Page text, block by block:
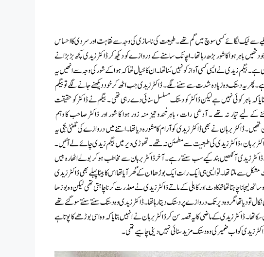
سے ٹیک لگائے کسی سوچ میں گم تھے ۔ طبیعت کی ناسازی کی وجہ سے نقاہت اور سردی کا احساس
باہر ہوا کا شور بڑھ رہا تھا ۔ اچانک سامنے کے دروازے کو دیکھ کر ڈاکٹر زیدی کچھ بڑبڑانے
۔ بیگم زیدی نے ایسی کسی آواز کو نہیں سُنا تھا ۔ ان کا خیال تھا کہ ہوا کے شور کی وجہ سے انھیں یہ
پھر یہ دستک وہ زیادہ شدت سے سننے لگے ۔ ڈاکٹر زیدی جب اٹھ کر خود دیکھنے جانے لگے تو بیگم
باہر کوئی نہیں ہے لیکن ڈاکٹر کو دستک مسلسل سنائی دے رہی تھی ۔ بیگم نے ڈاکٹر کو حقیقت
کے لیے تیار نہ تھے ۔ آدھی رات ، باہر تُندوتیز منہ زور ہوا کا شور اور ڈاکٹر صاحب کا وہم
برہان نے بھی ڈاکٹر زیدی کو آرام کا مشورہ دیا تھا۔اتنے میں دروازے کی گھنٹی بجی یہ
برہان ، ڈاکٹر زیدی کی طبعیت سے مطمئن نہ تھے ۔ تھوڑی دیر میں بیگم زیدی چائے لے آئیں ۔
زیدی آنکھیں بند کیے سب سنتے رہے ۔ آخر ڈاکٹر برہان سے مخاطب ہو کر بولے اٹھارہ بیس
ملتا تھا ۔ تو ایسی ہی ایک رات ایک بوڑھا ان کے گھر آیا تھا اس کا بیٹا پہلے بھی ڈاکٹر زیدی
لیجانا چاہتا تھا تھکاوٹ اور کاہلی کے ماتے ڈاکٹر زیدی نے معذرت کرنا چاہتی تھی لیکن وہ بوڑھا
دیا تھا مگر وہ دیر تک دروازے پر دستک دیتا رہا تھا ۔ ڈاکٹر زیدی وہ دستک سنتے سنتے سو گئے تھے
تھا ۔ ڈاکٹر زیدی کے ماضی کا یہ قصہ سن کرڈاکٹر برہان نے انہیں بتایا کہ وہ اسی بوڑھے کا پوتا ہے
زیدی کو اب ضمیر کی وہ دستک مزید سنائی نہیں دینی چاہیے تھی۔